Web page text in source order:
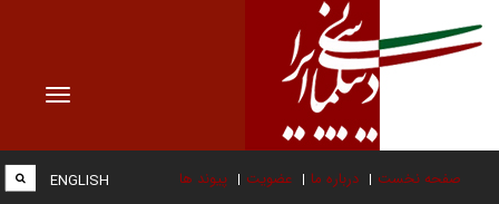
Toggle
صفحه نخست درباره ما عضویت پیوند ها ENGLISH